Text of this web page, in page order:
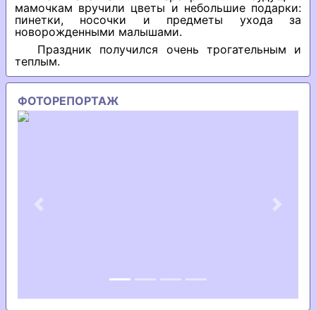
мамочкам вручили цветы и небольшие подарки:
пинетки, носочки и предметы ухода за
новорожденными малышами.
Праздник получился очень трогательным и
теплым.
ФОТОРЕПОРТАЖ
Previous Next